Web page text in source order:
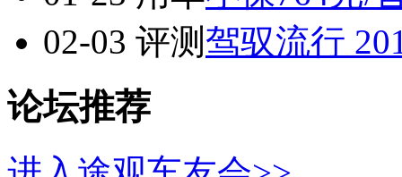
02-03 评测 驾驭流行
论坛推荐